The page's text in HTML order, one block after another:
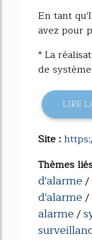
En tant
avez pour
* La
de
LIRE
Site :
Thèmes
d'alarme/
d'alarme/
alarme/